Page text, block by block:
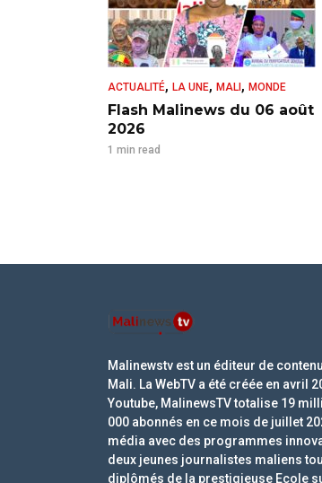
ACTUALITÉ, LA UNE, MALI , MONDE
Flash Malinews du 06 août
2026
1 min read
Malinewstv est un éditeur de
Mali. La WebTV a été créée en avril
Youtube, MalinewsTV totalise 19
000 abonnés en ce mois de juillet
média avec des programmes
deux jeunes journalistes maliens
diplômés de la prestigieuse Ecole